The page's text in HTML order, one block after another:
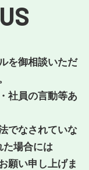
を御相談いただ
社員の言動等あ
でなされていな
た場合には
願い申し上げま